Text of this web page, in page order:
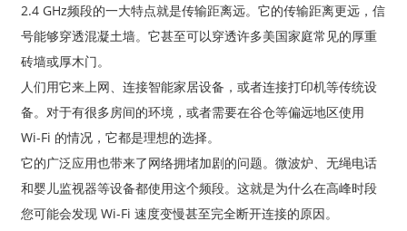
2.4 GHz频段的一大特点就是传输距离远。它的传输距离更远，信
号能够穿透混凝土墙。它甚至可以穿透许多美国家庭常见的厚重
砖墙或厚木门。
人们用它来上网、连接智能家居设备，或者连接打印机等传统设
备。对于有很多房间的环境，或者需要在谷仓等偏远地区使用
Wi-Fi 的情况，它都是理想的选择。
它的广泛应用也带来了网络拥堵加剧的问题。微波炉、无绳电话
和婴儿监视器等设备都使用这个频段。这就是为什么在高峰时段
您可能会发现 Wi-Fi 速度变慢甚至完全断开连接的原因。